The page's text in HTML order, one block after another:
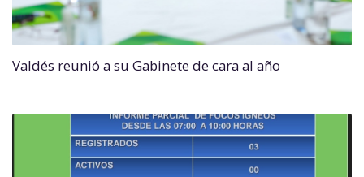
Valdés reunió a su Gabinete de cara al año